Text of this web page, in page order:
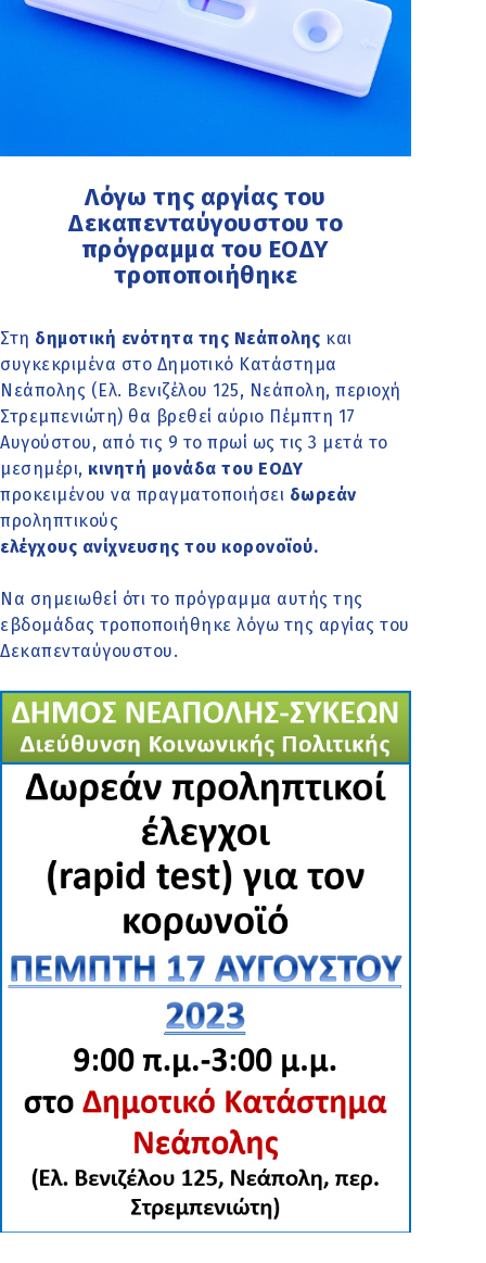
Λόγω της αργίας του
Δεκαπενταύγουστου το
πρόγραμμα του ΕΟΔΥ
τροποποιήθηκε
Στη δημοτική ενότητα της Νεάπολης και
συγκεκριμένα στο Δημοτικό Κατάστημα
Νεάπολης (Ελ. Βενιζέλου 125, Νεάπολη, περιοχή
Στρεμπενιώτη) θα βρεθεί αύριο Πέμπτη 17
Αυγούστου, από τις 9 το πρωί ως τις 3 μετά το
μεσημέρι, κινητή μονάδα του ΕΟΔΥ
προκειμένου να πραγματοποιήσει δωρεάν
προληπτικούς
ελέγχους ανίχνευσης του κορονοϊού.
Να σημειωθεί ότι το πρόγραμμα αυτής της
εβδομάδας τροποποιήθηκε λόγω της αργίας του
Δεκαπενταύγουστου.